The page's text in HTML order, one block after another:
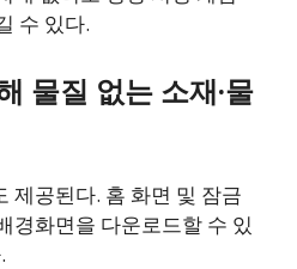
수 있다.
물질 없는 소재·물
제공된다. 홈 화면 및 잠금
경화면을 다운로드할 수 있